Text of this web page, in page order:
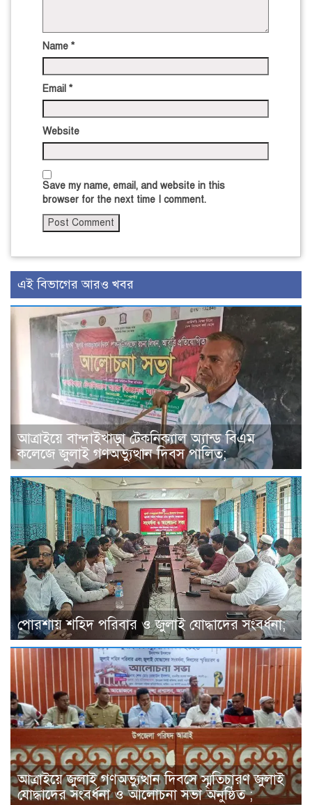
Name *
Email *
Website
Save my name, email, and website in this
browser for the next time I comment.
এই বিভাগের আরও খবর
আত্রাইয়ে বান্দাইখাড়া টেকনিক্যাল অ্যান্ড বিএম
কলেজে জুলাই গণঅভ্যুত্থান দিবস পালিত;
পোরশায় শহিদ পরিবার ও জুলাই যোদ্ধাদের সংবর্ধনা;
আত্রাইয়ে জুলাই গণঅভ্যুত্থান দিবসে স্মৃতিচারণ জুলাই
যোদ্ধাদের সংবর্ধনা ও আলোচনা সভা অনুষ্ঠিত ;